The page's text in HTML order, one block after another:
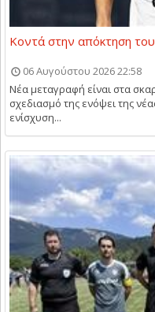
Κοντά στην απόκτηση
06 Αυγούστου 2026 22:58
Νέα μεταγραφή είναι στα
σχεδιασμό της ενόψει της
ενίσχυση...